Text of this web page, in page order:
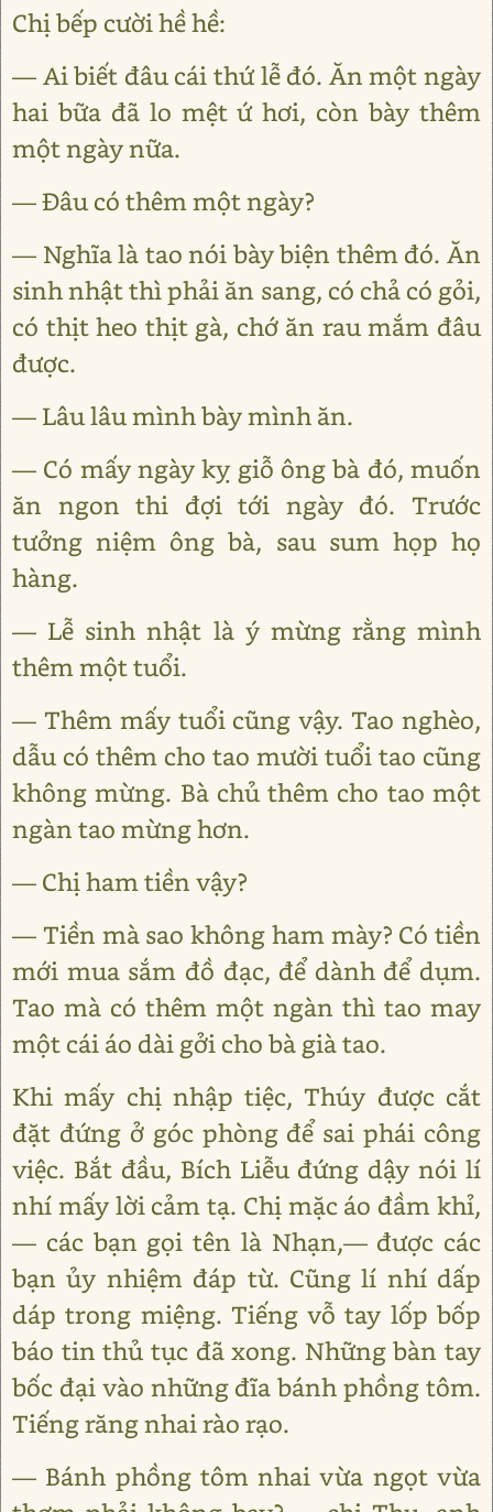
Chị bếp cười hề hề:
— Ai biết đâu cái thứ lễ đó. Ăn một ngày
hai bữa đã lo mệt ứ hơi, còn bày thêm
một ngày nữa.
— Đâu có thêm một ngày?
— Nghĩa là tao nói bày biện thêm đó. Ăn
sinh nhật thì phải ăn sang, có chả có gỏi,
có thịt heo thịt gà, chớ ăn rau mắm đâu
được.
— Lâu lâu mình bày mình ăn.
— Có mấy ngày kỵ giỗ ông bà đó, muốn
ăn ngon thi đợi tới ngày đó. Trước
tưởng niệm ông bà, sau sum họp họ
hàng.
— Lễ sinh nhật là ý mừng rằng mình
thêm một tuổi.
— Thêm mấy tuổi cũng vậy. Tao nghèo,
dẫu có thêm cho tao mười tuổi tao cũng
không mừng. Bà chủ thêm cho tao một
ngàn tao mừng hơn.
— Chị ham tiền vậy?
— Tiền mà sao không ham mày? Có tiền
mới mua sắm đồ đạc, để dành để dụm.
Tao mà có thêm một ngàn thì tao may
một cái áo dài gởi cho bà già tao.
Khi mấy chị nhập tiệc, Thúy được cắt
đặt đứng ở góc phòng để sai phái công
việc. Bắt đầu, Bích Liễu đứng dậy nói lí
nhí mấy lời cảm tạ. Chị mặc áo đầm khỉ,
— các bạn gọi tên là Nhạn,— được các
bạn ủy nhiệm đáp từ. Cũng lí nhí dấp
dáp trong miệng. Tiếng vỗ tay lốp bốp
báo tin thủ tục đã xong. Những bàn tay
bốc đại vào những đĩa bánh phồng tôm.
Tiếng răng nhai rào rạo.
— Bánh phồng tôm nhai vừa ngọt vừa